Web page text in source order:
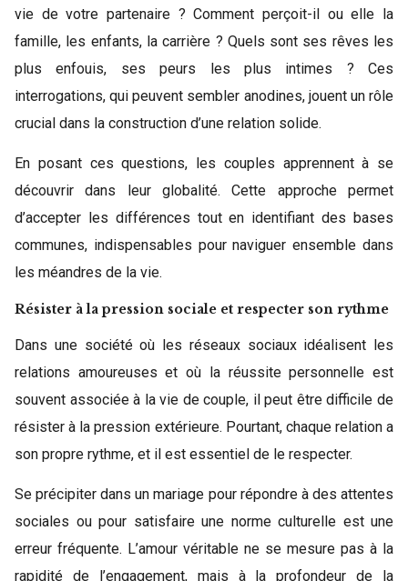
vie de votre partenaire ? Comment perçoit-il ou elle la
famille, les enfants, la carrière ? Quels sont ses rêves les
plus enfouis, ses peurs les plus intimes ? Ces
interrogations, qui peuvent sembler anodines, jouent un rôle
crucial dans la construction d’une relation solide.
En posant ces questions, les couples apprennent à se
découvrir dans leur globalité. Cette approche permet
d’accepter les différences tout en identifiant des bases
communes, indispensables pour naviguer ensemble dans
les méandres de la vie.
Résister à la pression sociale et respecter son rythme
Dans une société où les réseaux sociaux idéalisent les
relations amoureuses et où la réussite personnelle est
souvent associée à la vie de couple, il peut être difficile de
résister à la pression extérieure. Pourtant, chaque relation a
son propre rythme, et il est essentiel de le respecter.
Se précipiter dans un mariage pour répondre à des attentes
sociales ou pour satisfaire une norme culturelle est une
erreur fréquente. L’amour véritable ne se mesure pas à la
rapidité de l’engagement, mais à la profondeur de la